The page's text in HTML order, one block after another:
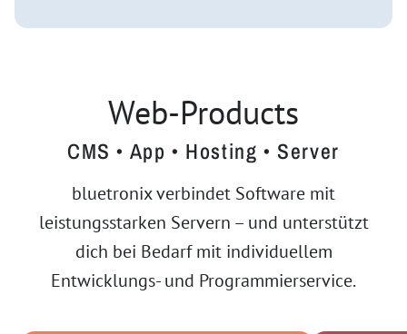
Web-Products
CMS • App • Hosting • Server
bluetronix verbindet Software mit
leistungsstarken Servern – und unterstützt
dich bei Bedarf mit individuellem
Entwicklungs- und Programmierservice.